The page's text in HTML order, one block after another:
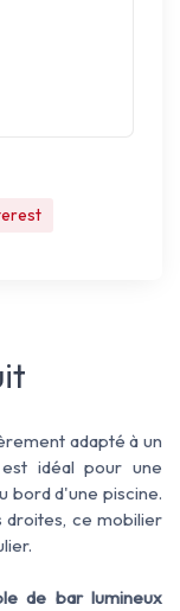
adapté à un
est idéal pour une
bord d'une piscine.
droites, ce mobilier
.
de bar lumineux